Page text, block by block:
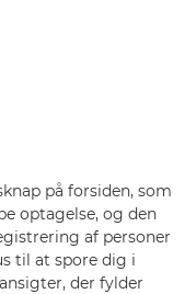
på forsiden, som
optagelse, og den
af personer
til at spore dig i
der fylder